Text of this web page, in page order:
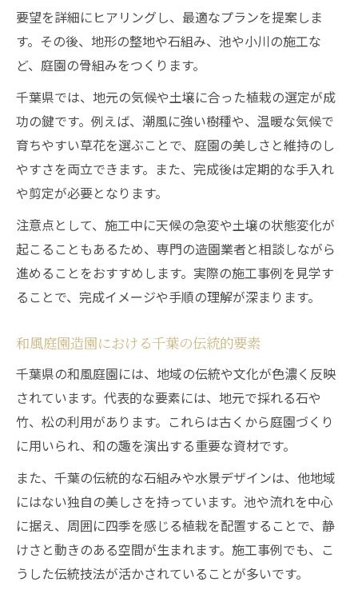
要望を詳細にヒアリングし、最適なプランを提案しま
す。その後、地形の整地や石組み、池や小川の施工な
ど、庭園の骨組みをつくります。
千葉県では、地元の気候や土壌に合った植栽の選定が成
功の鍵です。例えば、潮風に強い樹種や、温暖な気候で
育ちやすい草花を選ぶことで、庭園の美しさと維持のし
やすさを両立できます。また、完成後は定期的な手入れ
や剪定が必要となります。
注意点として、施工中に天候の急変や土壌の状態変化が
起こることもあるため、専門の造園業者と相談しながら
進めることをおすすめします。実際の施工事例を見学す
ることで、完成イメージや手順の理解が深まります。
和風庭園造園における千葉の伝統的要素
千葉県の和風庭園には、地域の伝統や文化が色濃く反映
されています。代表的な要素には、地元で採れる石や
竹、松の利用があります。これらは古くから庭園づくり
に用いられ、和の趣を演出する重要な資材です。
また、千葉の伝統的な石組みや水景デザインは、他地域
にはない独自の美しさを持っています。池や流れを中心
に据え、周囲に四季を感じる植栽を配置することで、静
けさと動きのある空間が生まれます。施工事例でも、こ
うした伝統技法が活かされていることが多いです。